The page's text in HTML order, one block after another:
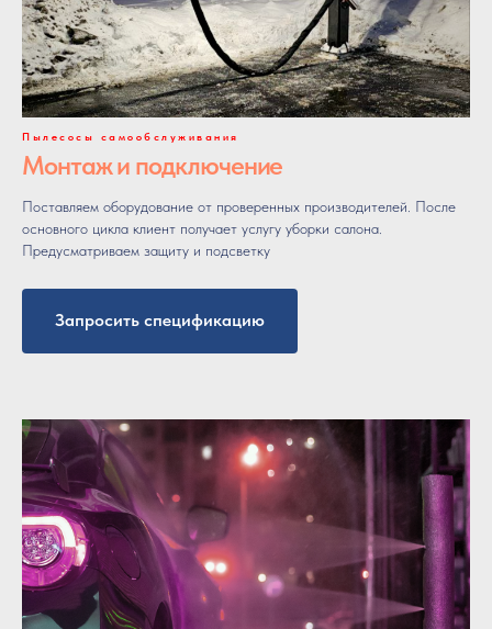
Пылесосы самообслуживания
Монтаж и подключение
Поставляем оборудование от проверенных производителей. После
основного цикла клиент получает услугу уборки салона.
Предусматриваем защиту и подсветку
Запросить спецификацию